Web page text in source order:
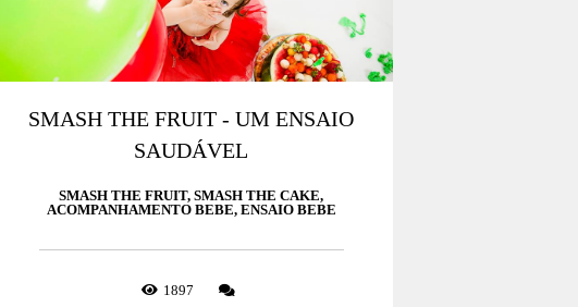
SMASH THE FRUIT - UM ENSAIO
SAUDÁVEL
SMASH THE FRUIT, SMASH THE CAKE,
ACOMPANHAMENTO BEBE, ENSAIO BEBE
1897